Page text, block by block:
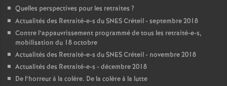
Quelles perspectives pour les retraites ?
Actualités des Retraité-e-s duSNESCréteil - septembre 2018
Contre l’appauvrissement programmé de tous les retraité-e-s,
mobilisation du 18 octobre
Actualités des Retraité-e-s duSNESCréteil - novembre 2018
Actualités des Retraité-e-s - décembre 2018
De l’horreur à la colère. De la colère à la lutte